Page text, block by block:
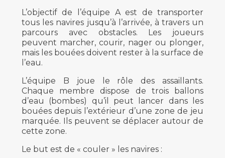
L’objectif de l’équipe A est de transporter
tous les navires jusqu’à l’arrivée, à travers un
parcours avec obstacles. Les joueurs
peuvent marcher, courir, nager ou plonger,
mais les bouées doivent rester à la surface de
l’eau.
L’équipe B joue le rôle des assaillants.
Chaque membre dispose de trois ballons
d’eau (bombes) qu’il peut lancer dans les
bouées depuis l’extérieur d’une zone de jeu
marquée. Ils peuvent se déplacer autour de
cette zone.
Le but est de « couler » les navires :